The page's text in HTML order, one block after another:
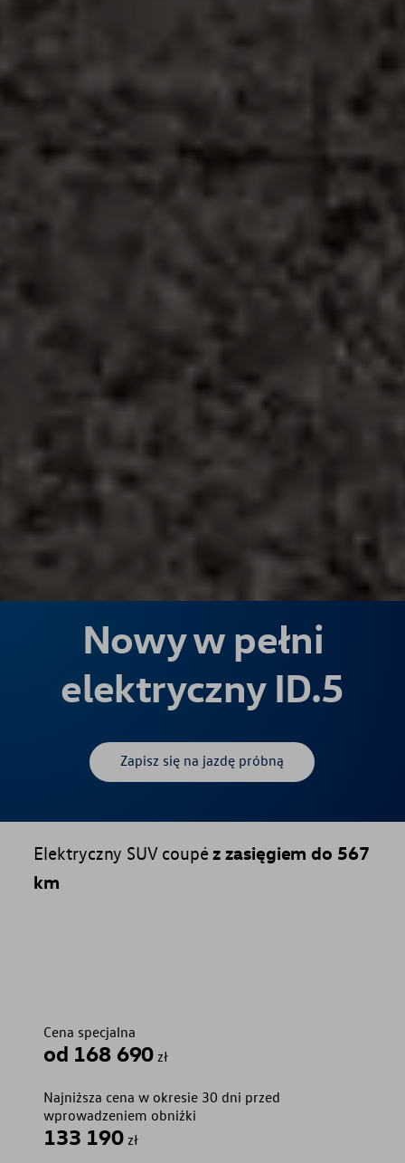
Nowy w pełni
elektryczny ID.5
Zapisz się na jazdę próbną
Elektryczny SUV coupéz zasięgiem do 567
km
Cena specjalna
od 168 690 zł
Najniższa cena w okresie 30 dni przed
wprowadzeniem obniżki
133 190 zł